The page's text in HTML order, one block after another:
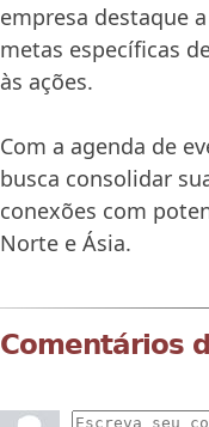
empresa destaque
metas específicas
às ações.
Com a agenda de
busca consolidar
conexões com
Norte e Ásia.
Comentários